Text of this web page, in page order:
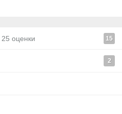
25 оценки 15
2